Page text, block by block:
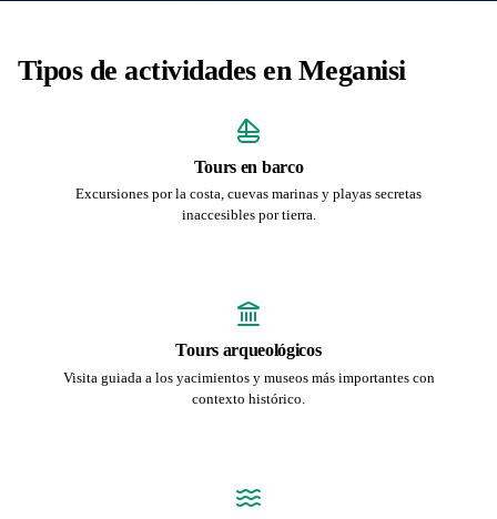
Tipos de actividades en Meganisi
Tours en barco
Excursiones por la costa, cuevas marinas y playas secretas
inaccesibles por tierra.
Tours arqueológicos
Visita guiada a los yacimientos y museos más importantes con
contexto histórico.